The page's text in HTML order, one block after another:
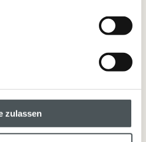
zulassen
geht. Somit wird jede Duftkerze zu
in unserer Produktionsstätte
diese Kerzen aus.
für jeden das passende dabei.